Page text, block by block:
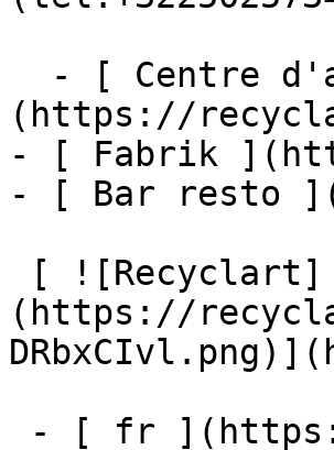
(https://
- [ Fabrik
- [ Bar resto
(https://